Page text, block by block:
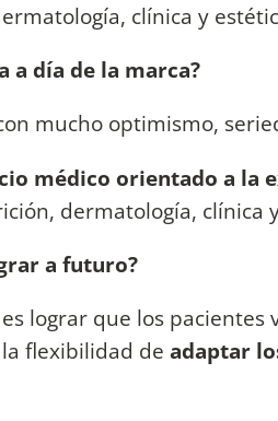
clínica y
a día de la marca?
mucho optimismo,
médico orientado a la
dermatología, clínica
a futuro?
lograr que los
flexibilidad de adaptar